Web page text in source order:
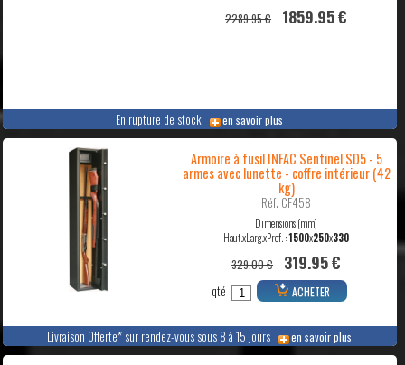
En rupture de stock en savoir plus
2289.95 € 1859.95 €
Livraison Offerte* sur rendez-vous sous 8 à 15 jours en savoir plus
Armoire à fusil INFAC Sentinel SD5 - 5
armes avec lunette - coffre intérieur (42
kg)
Réf. CF458
Dimensions (mm)
Haut.xLarg.xProf. :1500x250x330
329.00 € 319.95 €
qté ACHETER